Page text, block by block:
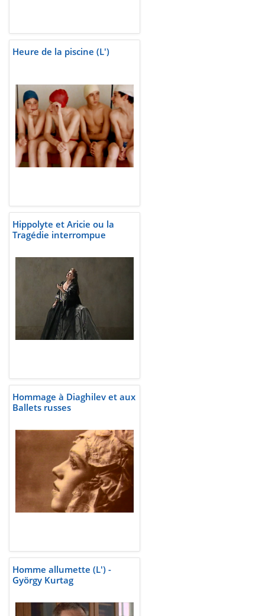
Heure de la piscine (L')
Hippolyte et Aricie ou la
Tragédie interrompue
Hommage à Diaghilev et aux
Ballets russes
Homme allumette (L') -
György Kurtag